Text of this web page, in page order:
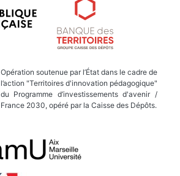
Opération soutenue par l’État dans le cadre de
l’action "Territoires d'innovation pédagogique"
du Programme d’investissements d'avenir /
France 2030, opéré par la Caisse des Dépôts.